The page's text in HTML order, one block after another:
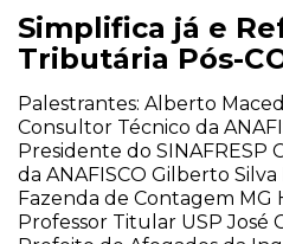
Simplifica já e
Tributária Pós-
Palestrantes: Alberto
Consultor Técnico da
Presidente do SINAFRESP
da ANAFISCO Gilberto
Fazenda de Contagem MG
Professor Titular USP José